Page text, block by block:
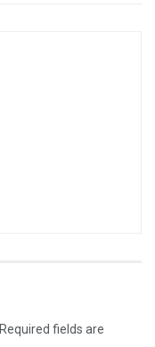
Required fields are